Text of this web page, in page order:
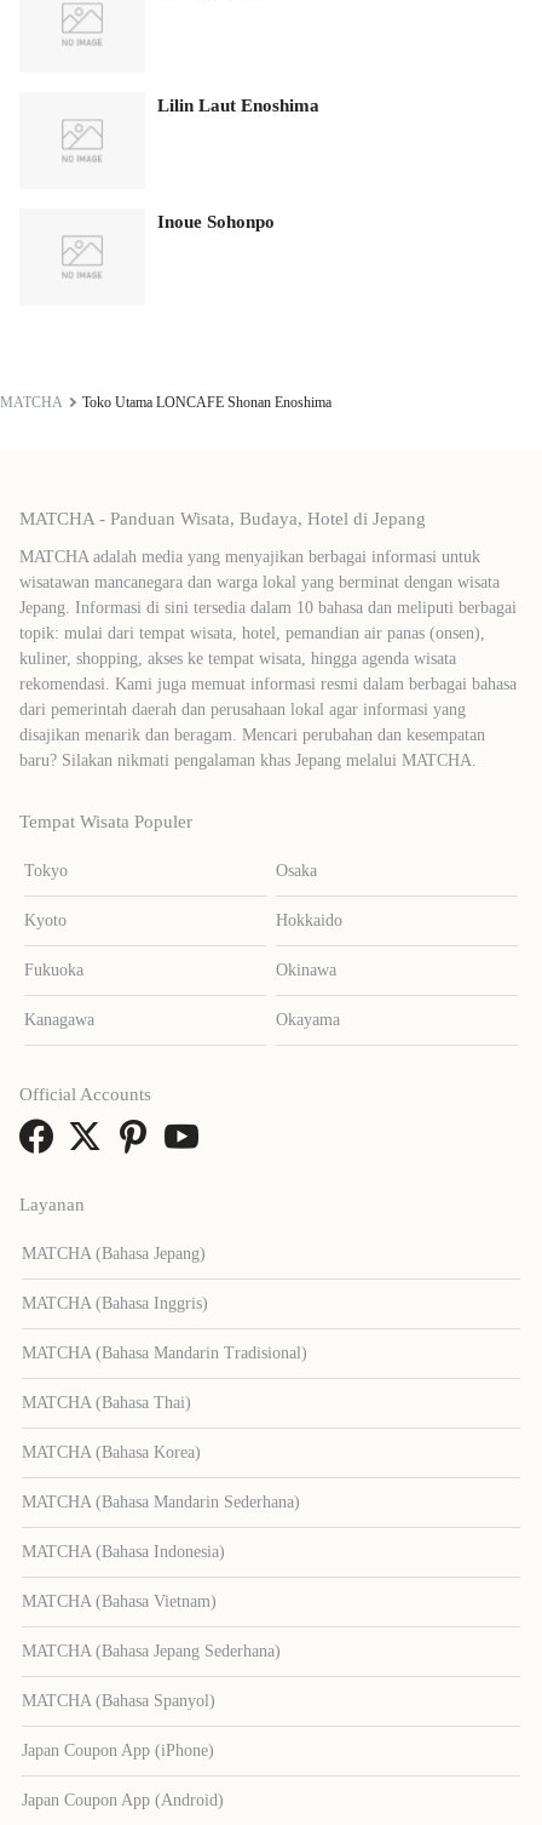
Lilin Laut Enoshima
Inoue Sohonpo
MATCHA Toko Utama LONCAFE Shonan Enoshima
MATCHA - Panduan Wisata, Budaya, Hotel di Jepang
MATCHA adalah media yang menyajikan berbagai informasi untuk
wisatawan mancanegara dan warga lokal yang berminat dengan wisata
Jepang. Informasi di sini tersedia dalam 10 bahasa dan meliputi berbagai
topik: mulai dari tempat wisata, hotel, pemandian air panas (onsen),
kuliner, shopping, akses ke tempat wisata, hingga agenda wisata
rekomendasi. Kami juga memuat informasi resmi dalam berbagai bahasa
dari pemerintah daerah dan perusahaan lokal agar informasi yang
disajikan menarik dan beragam. Mencari perubahan dan kesempatan
baru? Silakan nikmati pengalaman khas Jepang melalui MATCHA.
Tempat Wisata Populer
Tokyo Osaka
Kyoto Hokkaido
Fukuoka Okinawa
Kanagawa Okayama
Layanan
MATCHA (Bahasa Jepang)
MATCHA (Bahasa Inggris)
MATCHA (Bahasa Mandarin Tradisional)
MATCHA (Bahasa Thai)
MATCHA (Bahasa Korea)
MATCHA (Bahasa Mandarin Sederhana)
MATCHA (Bahasa Indonesia)
MATCHA (Bahasa Vietnam)
MATCHA (Bahasa Jepang Sederhana)
MATCHA (Bahasa Spanyol)
Japan Coupon App (iPhone)
Japan Coupon App (Android)
Official Accounts